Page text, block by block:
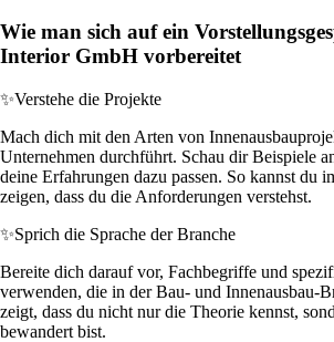
Wie man sich auf ein
Interior GmbH vorbereitet
✨Verstehe die Projekte
Mach dich mit den Arten von
Unternehmen durchführt. Schau dir Beispiele
deine Erfahrungen dazu passen. So kannst du
zeigen, dass du die Anforderungen verstehst.
✨Sprich die Sprache der Branche
Bereite dich darauf vor, Fachbegriffe und
verwenden, die in der Bau- und Innenausbau-
zeigt, dass du nicht nur die Theorie kennst,
bewandert bist.